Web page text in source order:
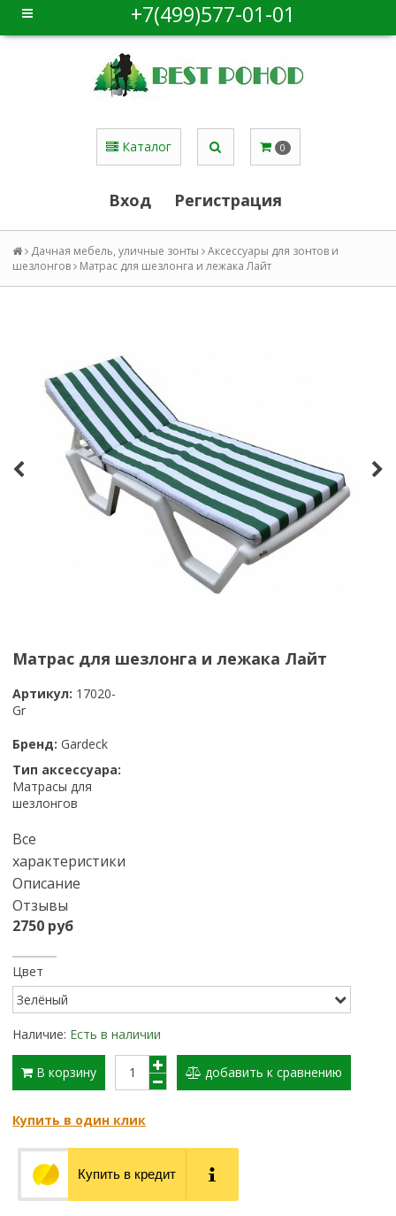
+7(499)577-01-01
Каталог 0
Вход Регистрация
Дачная мебель, уличные зонты
Аксессуары для зонтов и
шезлонгов
Матрас для шезлонга и лежака Лайт
Матрас для шезлонга и лежака Лайт
Артикул: 17020-
Gr
Бренд: Gardeck
Тип аксессуара:
Матрасы для
шезлонгов
Все
характеристики
Описание
Отзывы
2750 руб
Цвет
Наличие: Есть в наличии
В корзину добавить к сравнению
Купить в один клик
Купить в кредит